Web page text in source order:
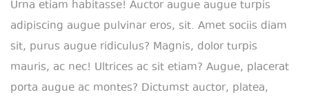
Urna etiam habitasse! Auctor augue augue turpis
adipiscing augue pulvinar eros, sit. Amet sociis diam
sit, purus augue ridiculus? Magnis, dolor turpis
mauris, ac nec! Ultrices ac sit etiam? Augue, placerat
porta augue ac montes? Dictumst auctor, platea,